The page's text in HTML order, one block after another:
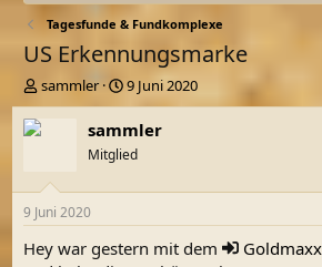
Tagesfunde & Fundkomplexe
US Erkennungsmarke
E
r
s
e
r
sammler
E
r
s
e
t
a
9 Juni 2020
sammler
Mitglied
9 Juni 2020
Hey war gestern mit dem Goldmaxx